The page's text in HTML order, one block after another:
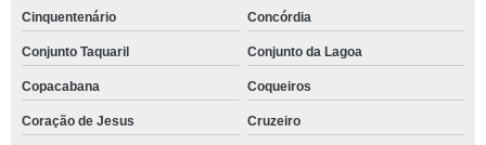
Cinquentenário Concórdia
Conjunto Taquaril Conjunto da Lagoa
Copacabana Coqueiros
Coração de Jesus Cruzeiro